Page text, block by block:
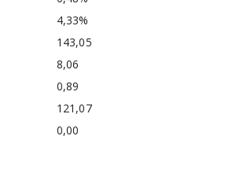
4,33%
143,05
8,06
0,89
121,07
0,00